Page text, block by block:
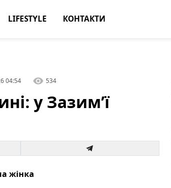
LIFESTYLE КОНТАКТИ
04:54 534
у Зазим’ї
жінка